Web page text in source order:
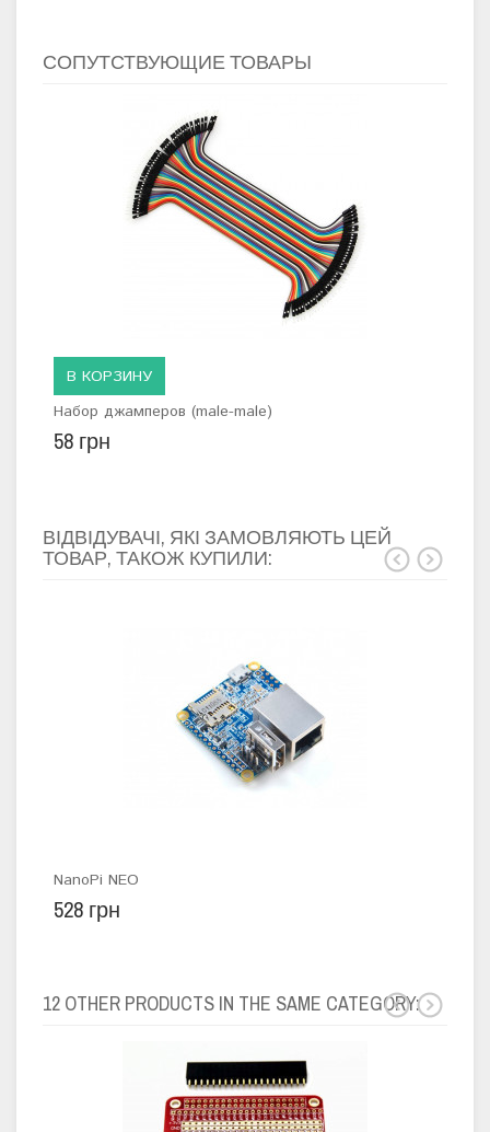
СОПУТСТВУЮЩИЕ ТОВАРЫ
Набор джамперов (male-male)
58 грн
В КОРЗИНУ
ВІДВІДУВАЧІ, ЯКІ ЗАМОВЛЯЮТЬ ЦЕЙ
ТОВАР, ТАКОЖ КУПИЛИ:
NanoPi NEO
528 грн
12 OTHER PRODUCTS IN THE SAME CATEGORY: